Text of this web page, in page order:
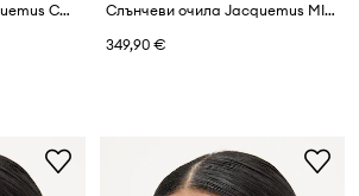
Слънчеви очила Jacquemus CABANA
Слънчеви очила Jacquemus MIRADA
349,90 €